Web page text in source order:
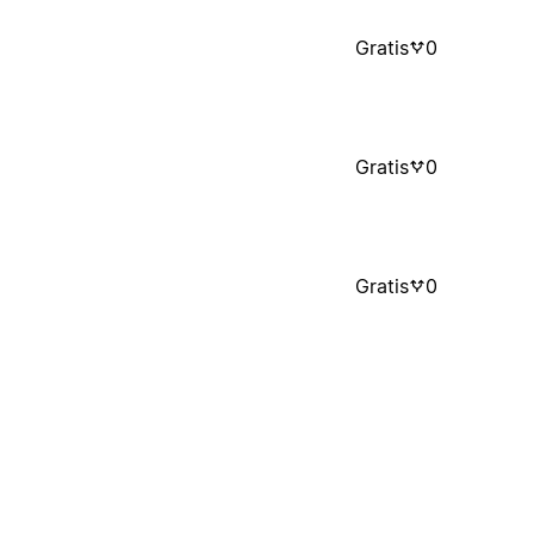
Gratis 0
Gratis 0
Gratis 0